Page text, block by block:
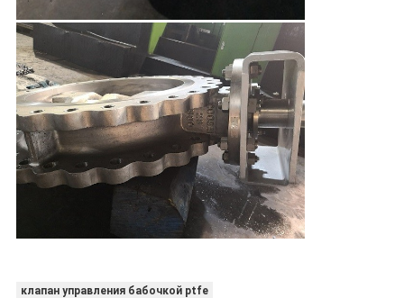
клапан управления бабочкой ptfe